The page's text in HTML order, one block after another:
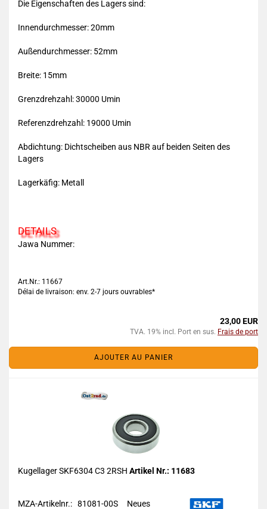
Die Eigenschaften des Lagers sind:
Innendurchmesser: 20mm
Außendurchmesser: 52mm
Breite: 15mm
Grenzdrehzahl: 30000 Umin
Referenzdrehzahl: 19000 Umin
Abdichtung: Dichtscheiben aus NBR auf beiden Seiten des
Lagers
Lagerkäfig: Metall
DETAILS
Jawa Nummer:
Art.Nr.: 11667
Délai de livraison: env. 2-7 jours ouvrables*
23,00 EUR
TVA. 19% incl. Port en sus. Frais de port
AJOUTER AU PANIER
Kugellager SKF6304 C3 2RSH Artikel Nr.: 11683
MZA-Artikelnr.: 81081-00S
Neues